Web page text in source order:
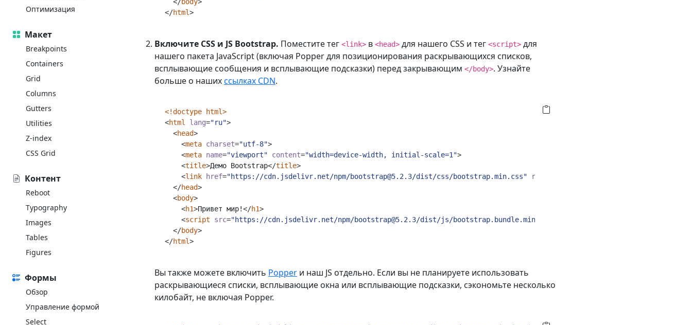
Оптимизация
Макет
Breakpoints
Containers
Grid
Columns
Gutters
Utilities
Z-index
CSS Grid
Контент
Reboot
Typography
Images
Tables
Figures
Формы
Обзор
Управление формой
Select
</html>
Включите CSS и JS Bootstrap. Поместите тег <link> в <head> для нашего CSS и тег <script> для
нашего пакета JavaScript (включая Popper для позиционирования раскрывающихся списков,
всплывающие сообщения и всплывающие подсказки) перед закрывающим </body>. Узнайте
больше о нашихссылках CDN.
<!doctype html>
<html lang="ru">
<head>
<meta charset="utf-8">
<meta name="viewport" content="width=device-width, initial-scale=1">
<title>Демо Bootstrap</title>
<link href="https://cdn.jsdelivr.net/npm/bootstrap@5.2.3/dist/css/bootstrap.min.css" rel
</head>
<body>
<h1>Привет мир!</h1>
<script src="https://cdn.jsdelivr.net/npm/bootstrap@5.2.3/dist/js/bootstrap.bundle.min.js"
</body>
</html>
Вы также можете включить Popper и наш JS отдельно. Если вы не планируете использовать
раскрывающиеся списки, всплывающие окна или всплывающие подсказки, сэкономьте несколько
килобайт, не включая Popper.